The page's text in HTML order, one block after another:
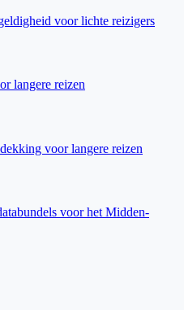
voor lichte reizigers
langere reizen
voor langere reizen
voor het Midden-